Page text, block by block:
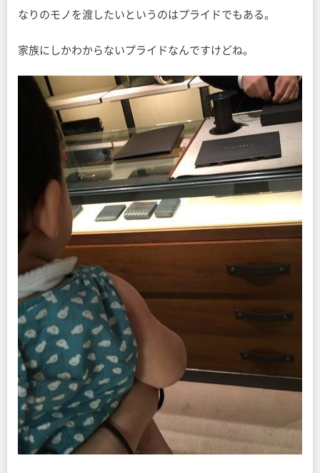
なりのモノを渡したいというのはプライドでもある。
家族にしかわからないプライドなんですけどね。